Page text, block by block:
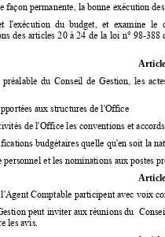
façon permanente, la bonne exécution
l'exécution  du  budget,  et  examine  le
des articles 20 à 24 de la loi n° 98-388
du Conseil de Gestion, les
aux structures de l'Office
de l'Office les conventions et
budgétaires quelle qu'en soit la
personnel et les nominations aux postes
Comptable participent avec voix
peut inviter aux réunions du
les avis.